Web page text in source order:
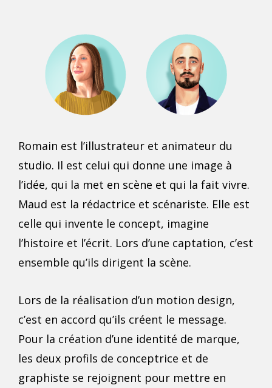
Romain est l’illustrateur et animateur du
studio. Il est celui qui donne une image à
l’idée, qui la met en scène et qui la fait vivre.
Maud est la rédactrice et scénariste. Elle est
celle qui invente le concept, imagine
l’histoire et l’écrit. Lors d’une captation, c’est
ensemble qu’ils dirigent la scène.
Lors de la réalisation d’un motion design,
c’est en accord qu’ils créent le message.
Pour la création d’une identité de marque,
les deux profils de conceptrice et de
graphiste se rejoignent pour mettre en